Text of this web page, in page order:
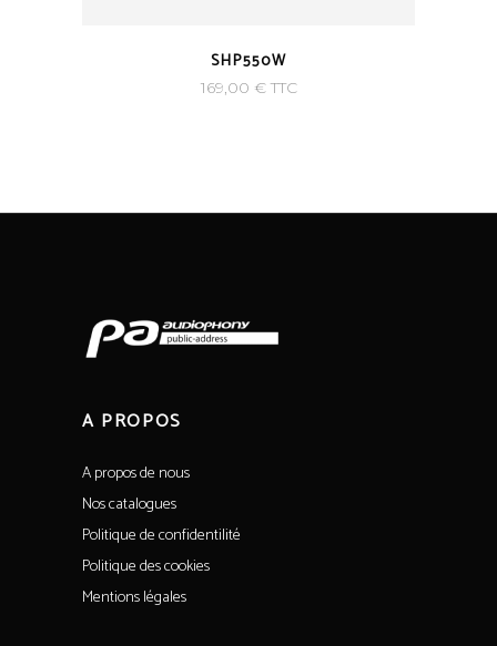
SHP550W
169,00 €TTC
A PROPOS
A propos de nous
Nos catalogues
Politique de confidentilité
Politique des cookies
Mentions légales